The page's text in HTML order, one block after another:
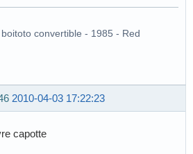
convertible - 1985 - Red
2010-04-03 17:22:23
capotte